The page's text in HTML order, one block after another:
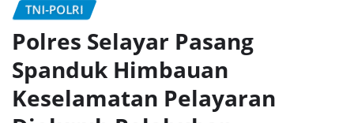
TNI-POLRI
Polres Selayar Pasang
Spanduk Himbauan
Keselamatan Pelayaran